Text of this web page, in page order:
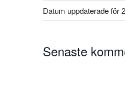
Datum uppdaterade för
Senaste